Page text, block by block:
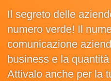
Il segreto delle
numero verde! Il
comunicazione
business e la
Attivalo anche per la